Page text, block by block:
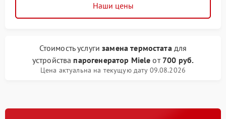
Наши цены
Стоимость услугизамена термостатадля
устройства парогенератор Miele от 700 руб.
Цена актуальна на текущую дату 09.08.2026